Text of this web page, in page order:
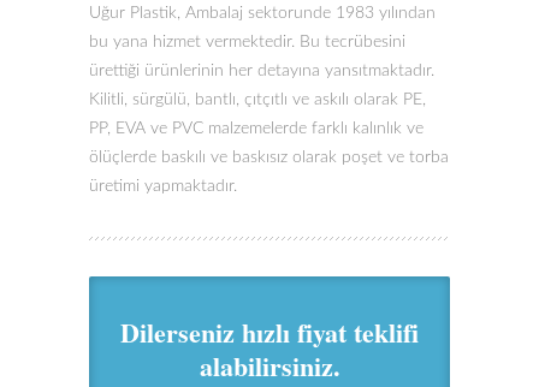
Uğur Plastik, Ambalaj sektorunde 1983 yılından
bu yana hizmet vermektedir. Bu tecrübesini
ürettiği ürünlerinin her detayına yansıtmaktadır.
Kilitli, sürgülü, bantlı, çıtçıtlı ve askılı olarak PE,
PP, EVA ve PVC malzemelerde farklı kalınlık ve
ölüçlerde baskılı ve baskısız olarak poşet ve torba
üretimi yapmaktadır.
Dilerseniz hızlı fiyat teklifi
alabilirsiniz.